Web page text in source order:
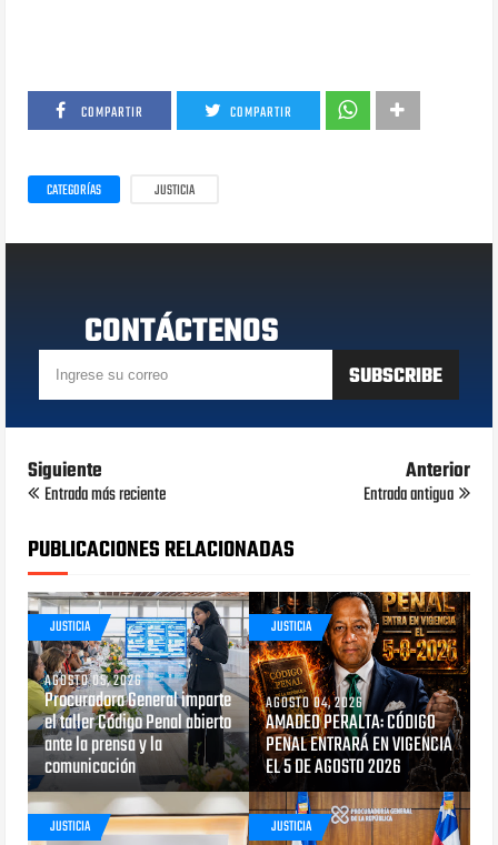
COMPARTIR COMPARTIR
CATEGORÍAS JUSTICIA
CONTÁCTENOS
Siguiente
Entrada más reciente
Anterior
Entrada antigua
PUBLICACIONES RELACIONADAS
JUSTICIA
AGOSTO 05, 2026
Procuradora General imparte
el taller Código Penal abierto
ante la prensa y la
comunicación
JUSTICIA
AGOSTO 04, 2026
AMADEO PERALTA: CÓDIGO
PENAL ENTRARÁ EN VIGENCIA
EL 5 DE AGOSTO 2026
JUSTICIA JUSTICIA